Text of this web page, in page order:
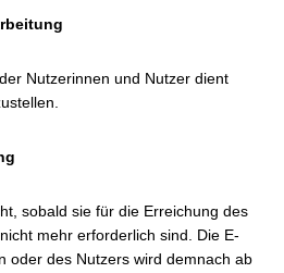
Nutzerinnen und Nutzer dient
sobald sie für die Erreichung des
mehr erforderlich sind. Die E-
oder des Nutzers wird demnach ab